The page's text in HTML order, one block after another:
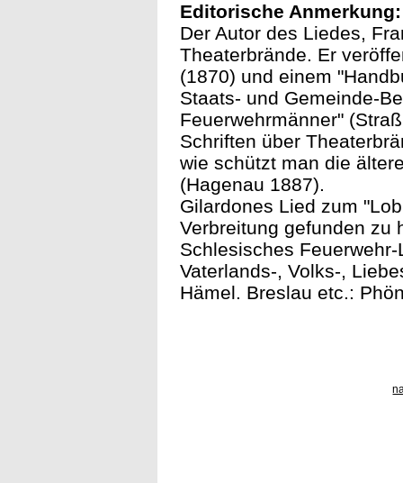
Editorische Anmerkung:
Der Autor des Liedes,
Theaterbrände. Er
(1870) und einem
Staats- und Gemeinde-
Feuerwehrmänner"
Schriften über
wie schützt man die
(Hagenau 1887).
Gilardones Lied zum
Verbreitung gefunden zu
Schlesisches
Vaterlands-, Volks-,
Hämel. Breslau etc.: